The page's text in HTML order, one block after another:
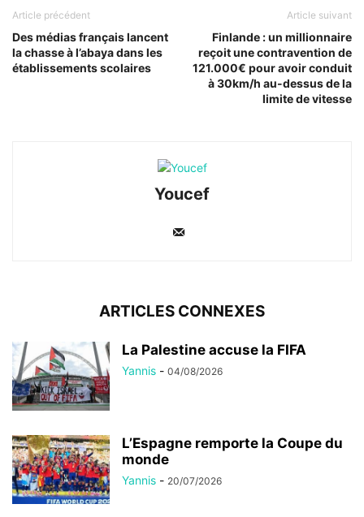
Article précédent
Des médias français lancent
la chasse à l’abaya dans les
établissements scolaires
Article suivant
Finlande : un millionnaire
reçoit une contravention de
121.000€ pour avoir conduit
à 30km/h au-dessus de la
limite de vitesse
Youcef
ARTICLES CONNEXES
La Palestine accuse la FIFA
Yannis - 04/08/2026
L’Espagne remporte la Coupe du
monde
Yannis - 20/07/2026